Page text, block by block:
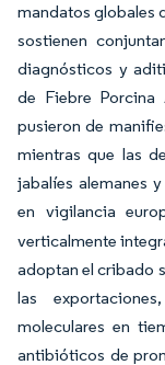
mandatos globales
sostienen
diagnósticos y
de Fiebre
pusieron de
mientras que las
jabalíes alemanes
en vigilancia
verticalmente
adoptan el cribado
las
moleculares en
antibióticos de